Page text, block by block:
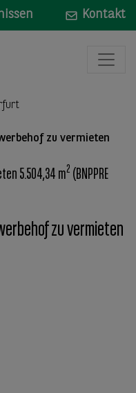
Kontakt
zu vermieten
5.504,34 m2 (BNPPRE
zu vermieten